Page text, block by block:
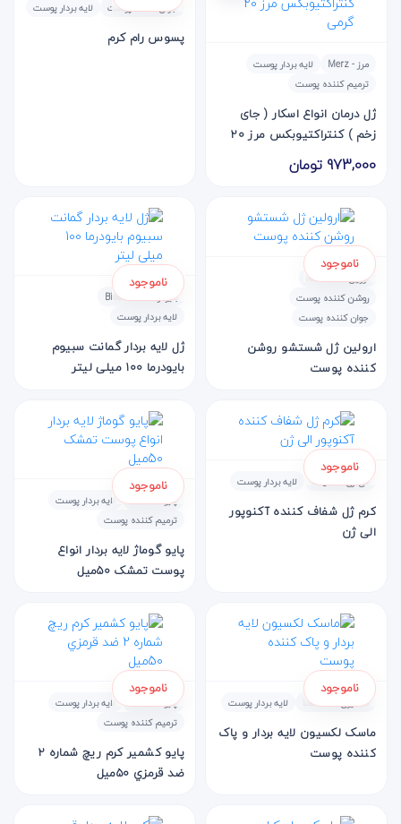
مرز - Merz
لایه بردار پوست
ترمیم کننده پوست
ژل درمان انواع اسکار ( جای
زخم ) کنتراکتیوبکس مرز 20
گرمی
973,000 تومان
جوان کننده پوست لایه بردار پوست
پسوس رام کرم
ناموجود
اورلین - Aurelien
روشن کننده پوست
جوان کننده پوست
ارولين ژل شستشو روشن
کننده پوست
ناموجود
بایودرما - Bioderma
لایه بردار پوست
ژل لایه بردار گمانت سبیوم
بایودرما 100 میلی لیتر
ناموجود
الی ژن - Oligen لایه بردار پوست
کرم ژل شفاف کننده آکنوپور
الی ژن
ناموجود
پایو - PAYOT
لایه بردار پوست
ترمیم کننده پوست
پايو گوماژ لايه بردار انواع
پوست تمشک 50ميل
ناموجود
لکسیون - Laction لایه بردار پوست
ماسک لکسیون لایه بردار و پاک
کننده پوست
ناموجود
پایو - PAYOT
لایه بردار پوست
ترمیم کننده پوست
پايو کشمير کرم ريچ شماره 2
ضد قرمزي 50ميل